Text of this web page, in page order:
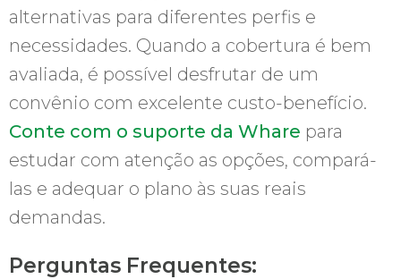
alternativas para diferentes perfis e
necessidades. Quando a cobertura é bem
avaliada, é possível desfrutar de um
convênio com excelente custo-benefício.
Conte com o suporte da Whare para
estudar com atenção as opções, compará-
las e adequar o plano às suas reais
demandas.
Perguntas Frequentes: